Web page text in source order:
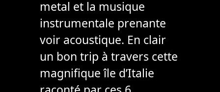
metal et la musique
instrumentale prenante
voir acoustique. En clair
un bon trip à travers cette
magnifique île d’Italie